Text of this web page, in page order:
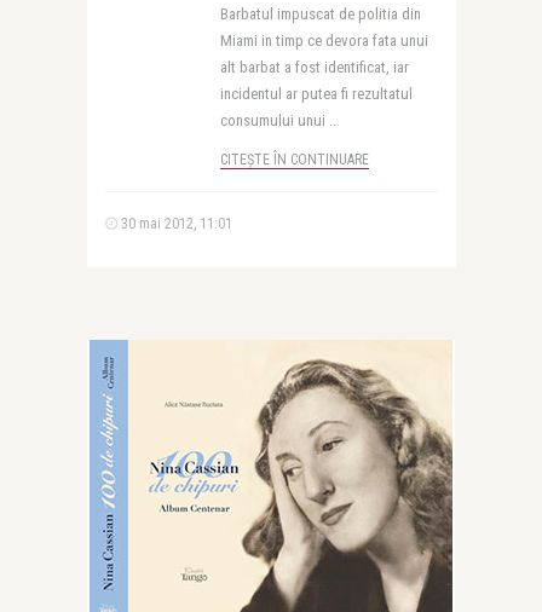
Barbatul impuscat de politia din
Miami in timp ce devora fata unui
alt barbat a fost identificat, iar
incidentul ar putea fi rezultatul
consumului unui ..
CITEȘTE ÎN CONTINUARE
30 mai 2012, 11:01